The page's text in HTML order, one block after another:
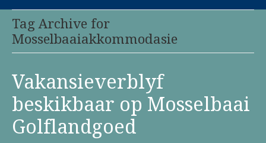
Tag Archive for
Mosselbaaiakkommodasie
Vakansieverblyf
beskikbaar op Mosselbaai
Golflandgoed